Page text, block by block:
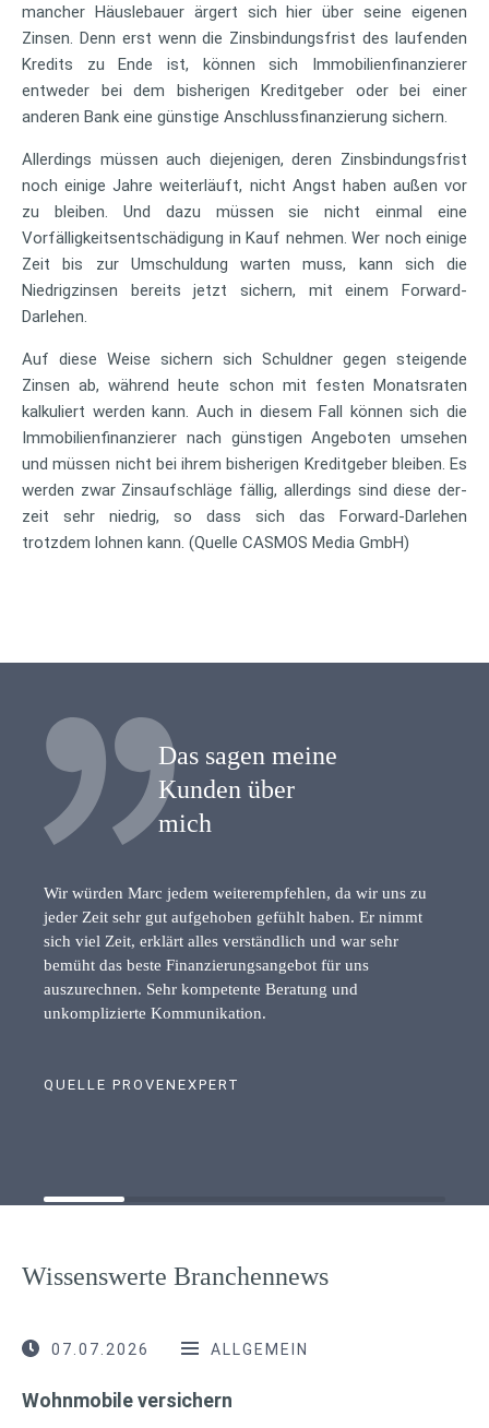
mancher Häuslebauer ärgert sich hier über seine eigenen
Zinsen. Denn erst wenn die Zinsbindungsfrist des laufenden
Kredits zu Ende ist, können sich Immobilienfinanzierer
entweder bei dem bisherigen Kreditgeber oder bei einer
anderen Bank eine günstige Anschlussfinanzierung sichern.
Allerdings müssen auch diejenigen, deren Zinsbindungsfrist
noch einige Jahre weiterläuft, nicht Angst haben außen vor
zu bleiben. Und dazu müssen sie nicht einmal eine
Vorfälligkeitsentschädigung in Kauf nehmen. Wer noch einige
Zeit bis zur Umschuldung warten muss, kann sich die
Niedrigzinsen bereits jetzt sichern, mit einem Forward-
Darlehen.
Auf diese Weise sichern sich Schuldner gegen steigende
Zinsen ab, während heute schon mit festen Monatsraten
kalkuliert werden kann. Auch in diesem Fall können sich die
Immobilienfinanzierer nach günstigen Angeboten umsehen
und müssen nicht bei ihrem bisherigen Kreditgeber bleiben. Es
werden zwar Zinsaufschläge fällig, allerdings sind diese der-
zeit sehr niedrig, so dass sich das Forward-Darlehen
trotzdem lohnen kann. (Quelle CASMOS Media GmbH)
Das sagen meine
Kunden über
mich
Wir würden Marc jedem weiterempfehlen, da wir uns zu
jeder Zeit sehr gut aufgehoben gefühlt haben. Er nimmt
sich viel Zeit, erklärt alles verständlich und war sehr
bemüht das beste Finanzierungsangebot für uns
auszurechnen. Sehr kompetente Beratung und
unkomplizierte Kommunikation.
QUELLE PROVENEXPERT
Wissenswerte Branchennews
07.07.2026 ALLGEMEIN
Wohnmobile versichern